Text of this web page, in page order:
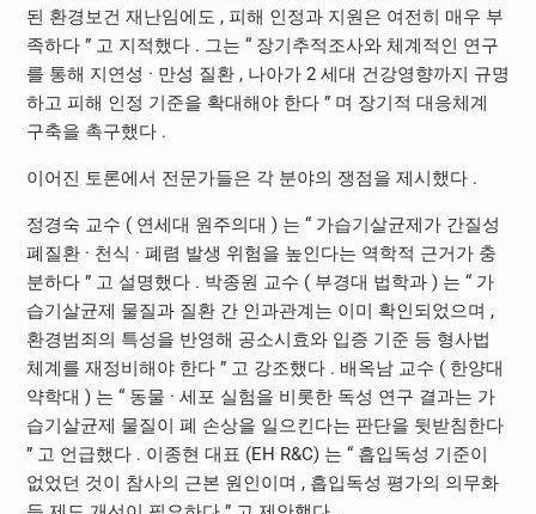
된 환경보건 재난임에도 , 피해 인정과 지원은 여전히 매우 부
족하다 ” 고 지적했다 . 그는 “ 장기추적조사와 체계적인 연구
를 통해 지연성 · 만성 질환 , 나아가 2 세대 건강영향까지 규명
하고 피해 인정 기준을 확대해야 한다 ” 며 장기적 대응체계
구축을 촉구했다 .
이어진 토론에서 전문가들은 각 분야의 쟁점을 제시했다 .
정경숙 교수 ( 연세대 원주의대 ) 는 “ 가습기살균제가 간질성
폐질환 · 천식 · 폐렴 발생 위험을 높인다는 역학적 근거가 충
분하다 ” 고 설명했다 . 박종원 교수 ( 부경대 법학과 ) 는 “ 가
습기살균제 물질과 질환 간 인과관계는 이미 확인되었으며 ,
환경범죄의 특성을 반영해 공소시효와 입증 기준 등 형사법
체계를 재정비해야 한다 ” 고 강조했다 . 배옥남 교수 ( 한양대
약학대 ) 는 “ 동물 · 세포 실험을 비롯한 독성 연구 결과는 가
습기살균제 물질이 폐 손상을 일으킨다는 판단을 뒷받침한다
” 고 언급했다 . 이종현 대표 (EH R&C) 는 “ 흡입독성 기준이
없었던 것이 참사의 근본 원인이며 , 흡입독성 평가의 의무화